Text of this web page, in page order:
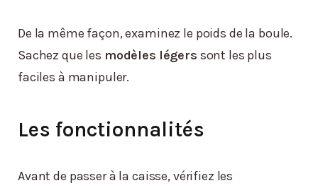
De la même façon, examinez le poids de la boule.
Sachez que les modèles légers sont les plus
faciles à manipuler.
Les fonctionnalités
Avant de passer à la caisse, vérifiez les